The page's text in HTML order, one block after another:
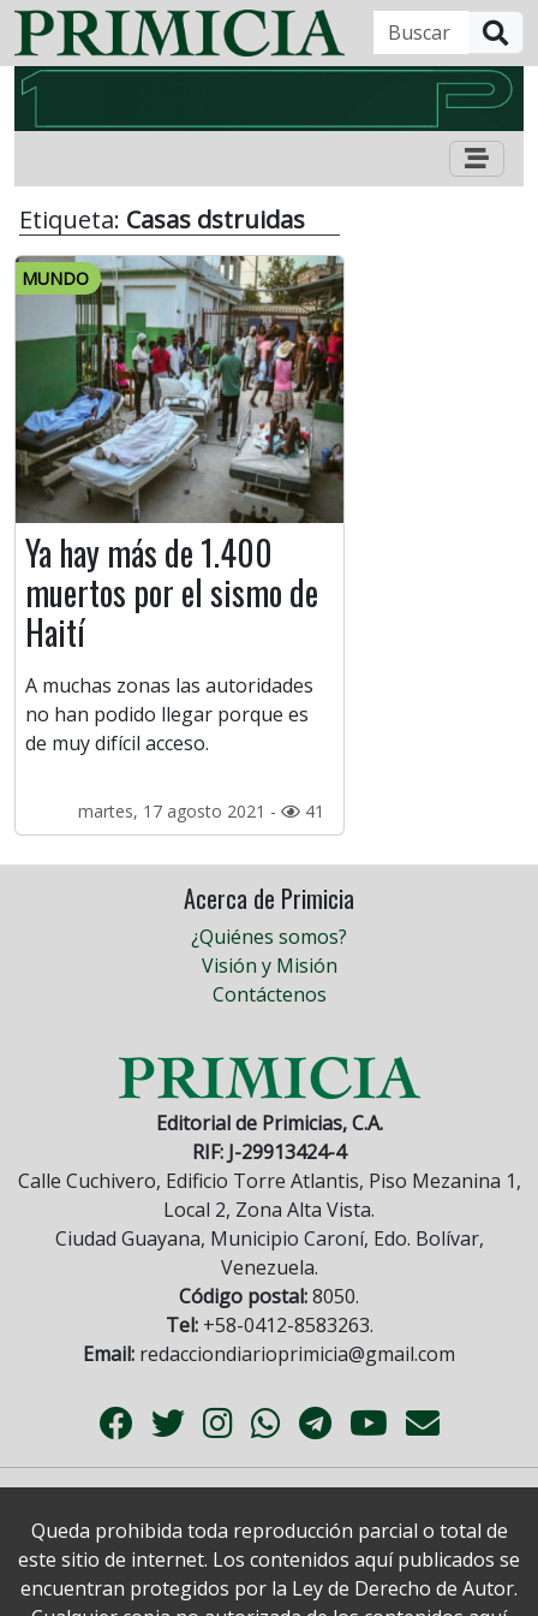
Etiqueta: Casas dstruidas
MUNDO
Ya hay más de 1.400
muertos por el sismo de
Haití
A muchas zonas las autoridades
no han podido llegar porque es
de muy difícil acceso.
martes, 17 agosto 2021 - 41
Acerca de Primicia
¿Quiénes somos?
Visión y Misión
Contáctenos
Editorial de Primicias, C.A.
RIF: J-29913424-4
Calle Cuchivero, Edificio Torre Atlantis, Piso Mezanina 1,
Local 2, Zona Alta Vista.
Ciudad Guayana, Municipio Caroní, Edo. Bolívar,
Venezuela.
Código postal:8050.
Tel:+58-0412-8583263.
Email: redacciondiarioprimicia@gmail.com
Queda prohibida toda reproducción parcial o total de
este sitio de internet. Los contenidos aquí publicados se
encuentran protegidos por la Ley de Derecho de Autor.